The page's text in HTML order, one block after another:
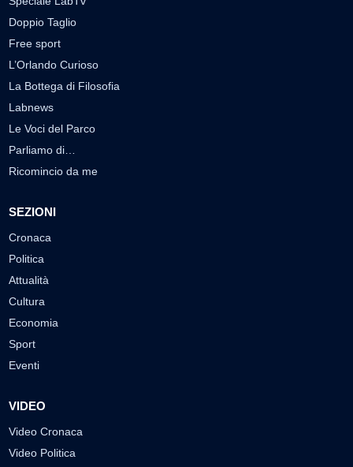
Doppio Taglio
Free sport
L’Orlando Curioso
La Bottega di Filosofia
Labnews
Le Voci del Parco
Parliamo di…
Ricomincio da me
SEZIONI
Cronaca
Politica
Attualità
Cultura
Economia
Sport
Eventi
VIDEO
Video Cronaca
Video Politica